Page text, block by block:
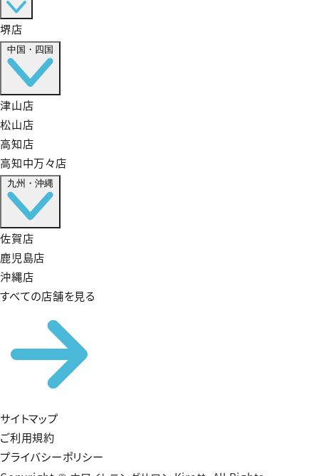
堺店
中国・四国
津山店
松山店
高知店
高知中万々店
九州・沖縄
佐賀店
鹿児島店
沖縄店
すべての店舗を見る
サイトマップ
ご利用規約
プライバシーポリシー